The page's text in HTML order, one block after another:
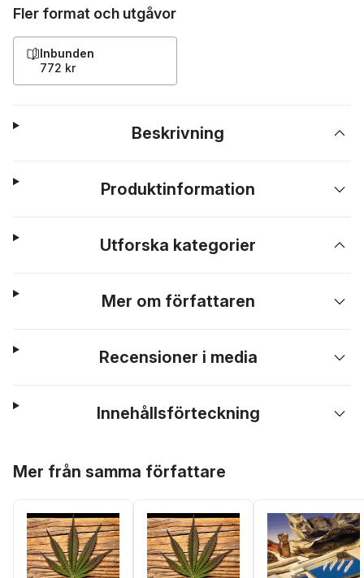
Fler format och utgåvor
Inbunden
772 kr
Beskrivning
Produktinformation
Utforska kategorier
Mer om författaren
Recensioner i media
Innehållsförteckning
Mer från samma författare